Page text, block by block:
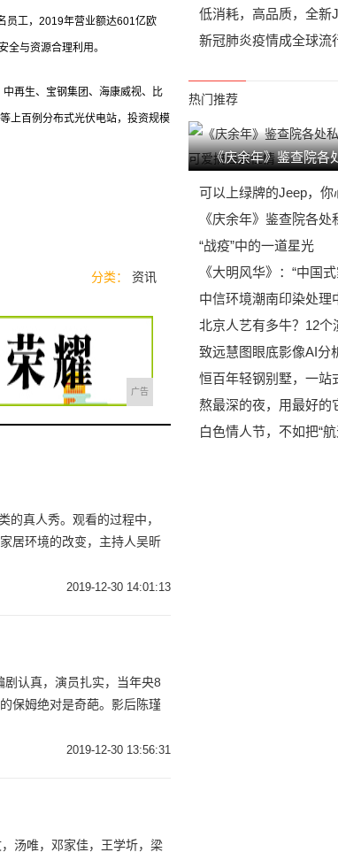
员工，2019年营业额达601亿欧
与资源合理利用。
再生、宝钢集团、海康威视、比
上百例分布式光伏电站，投资规模
分类： 资讯
广告
真人秀。观看的过程中，
居环境的改变，主持人吴昕
2019-12-30 14:01:13
认真，演员扎实，当年央8
保姆绝对是奇葩。影后陈瑾
2019-12-30 13:56:31
汤唯，邓家佳，王学圻，梁
低消耗，高品质，全新
新冠肺炎疫情成全球流
热门推荐
《庆余年》鉴查院各
可以上绿牌的Jeep，你
《庆余年》鉴查院各
“战疫”中的一道星光
《大明风华》：“中国
中信环境潮南印染处理
北京人艺有多牛？12个
致远慧图眼底影像AI分
恒百年轻钢别墅，一站
熬最深的夜，用最好的
白色情人节，不如把“航